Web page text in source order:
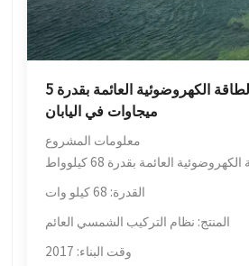
مشروع محطة الطاقة الكهروضوئية العائمة بقدرة 5
ميجاوات في اليابان
معلومات المشروع
العائمة بقدرة 68 كيلوواط
القدرة: 68 كيلو وات
المنتج: نظام التركيب الشمسي العائم
وقت البناء: 2017